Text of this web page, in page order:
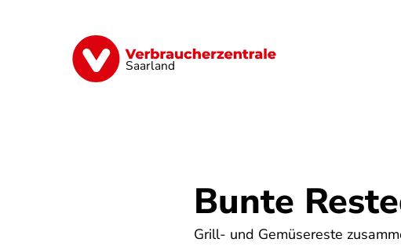
Saarland
Digitales Energie Finanzen
Bunte
Grill- und Gemüsereste